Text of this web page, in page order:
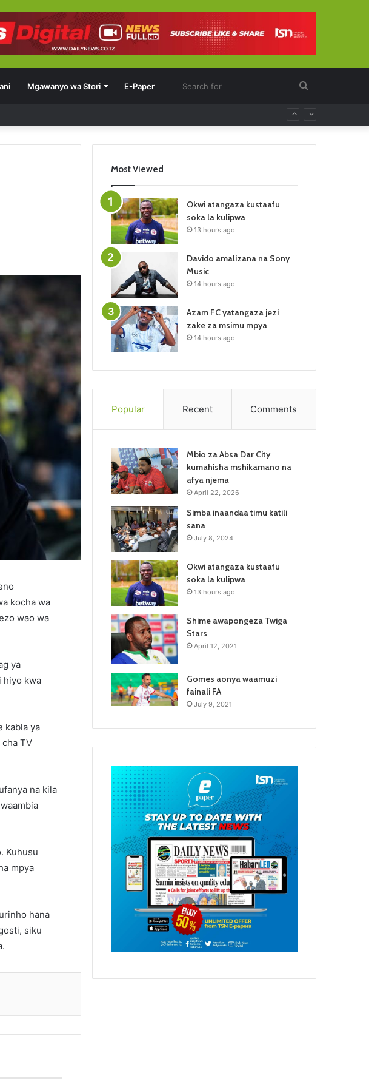
Mgawanyo wa Stori E-Paper
kocha wa
wao wa
ya
hiyo kwa
kabla ya
TV
na kila
Kuhusu
mpya
hana
siku
Most Viewed
Okwi atangaza kustaafu
soka la kulipwa
13 hours ago
Davido amalizana na Sony
Music
14 hours ago
Azam FC yatangaza jezi
zake za msimu mpya
14 hours ago
Popular Recent Comments
Mbio za Absa Dar City
kumahisha mshikamano na
afya njema
April 22, 2026
Simba inaandaa timu katili
sana
July 8, 2024
Okwi atangaza kustaafu
soka la kulipwa
13 hours ago
Shime awapongeza Twiga
Stars
April 12, 2021
Gomes aonya waamuzi
fainali FA
July 9, 2021